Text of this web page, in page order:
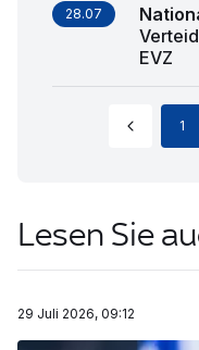
28.07
EVZ
1
Lesen Sie
29 Juli 2026, 09:12